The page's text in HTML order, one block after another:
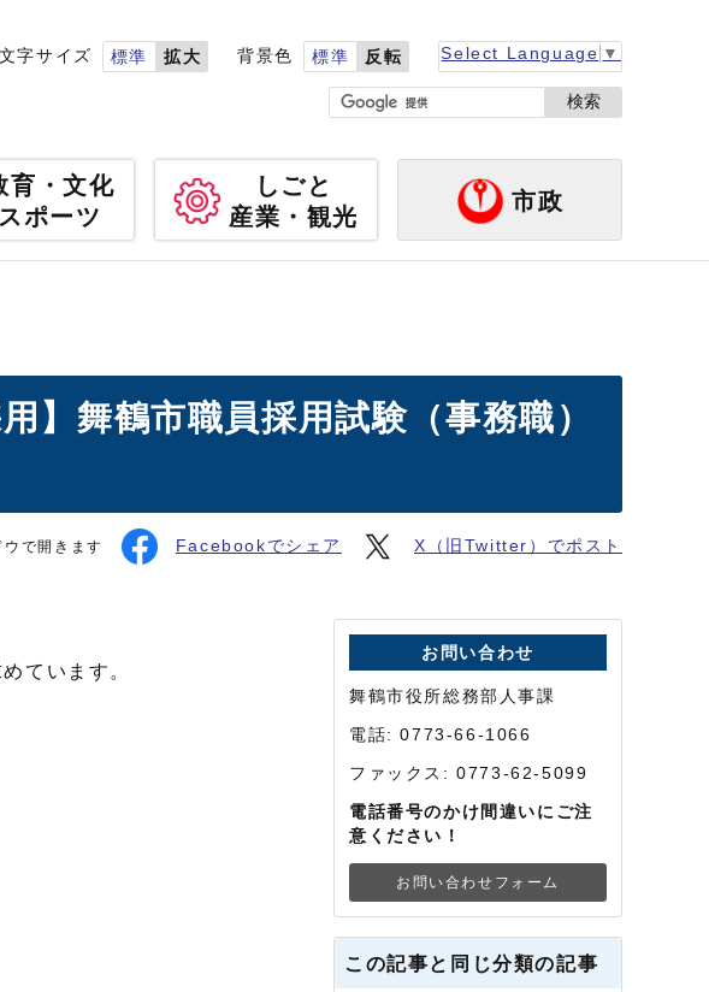
文字サイズ 標準 拡大 背景色 標準 反転 Select Language ▼
検索
育・文化
スポーツ
しごと
産業・観光
市政
】舞鶴市職員採用試験（事務職）
で開きます Facebookでシェア X（旧Twitter）でポスト
ています。
お問い合わせ
舞鶴市役所総務部人事課
電話: 0773-66-1066
ファックス: 0773-62-5099
電話番号のかけ間違いにご注
意ください！
お問い合わせフォーム
この記事と同じ分類の記事